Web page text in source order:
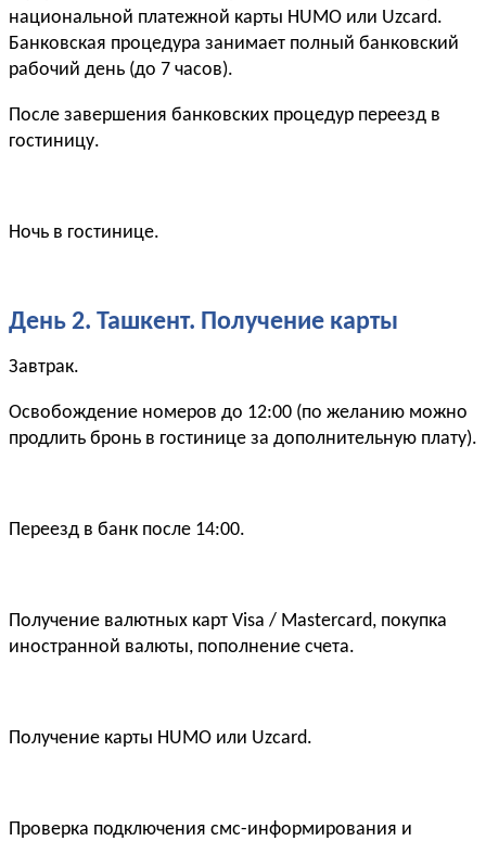
национальной платежной карты HUMO или Uzcard.
Банковская процедура занимает полный банковский
рабочий день (до 7 часов).
После завершения банковских процедур переезд в
гостиницу.
Ночь в гостинице.
День 2. Ташкент. Получение карты
Завтрак.
Освобождение номеров до 12:00 (по желанию можно
продлить бронь в гостинице за дополнительную плату).
Переезд в банк после 14:00.
Получение валютных карт Visa / Mastercard, покупка
иностранной валюты, пополнение счета.
Получение карты HUMO или Uzcard.
Проверка подключения смс-информирования и